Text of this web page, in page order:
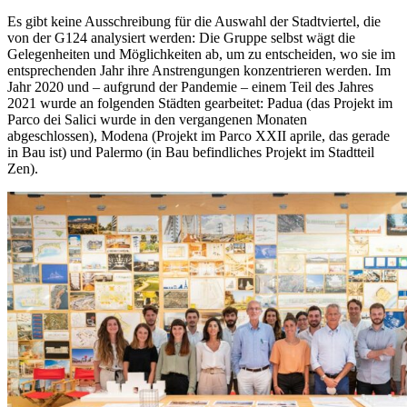
Es gibt keine Ausschreibung für die Auswahl der Stadtviertel, die
von der G124 analysiert werden: Die Gruppe selbst wägt die
Gelegenheiten und Möglichkeiten ab, um zu entscheiden, wo sie im
entsprechenden Jahr ihre Anstrengungen konzentrieren werden. Im
Jahr 2020 und – aufgrund der Pandemie – einem Teil des Jahres
2021 wurde an folgenden Städten gearbeitet: Padua (das Projekt im
Parco dei Salici wurde in den vergangenen Monaten
abgeschlossen), Modena (Projekt im Parco XXII aprile, das gerade
in Bau ist) und Palermo (in Bau befindliches Projekt im Stadtteil
Zen).